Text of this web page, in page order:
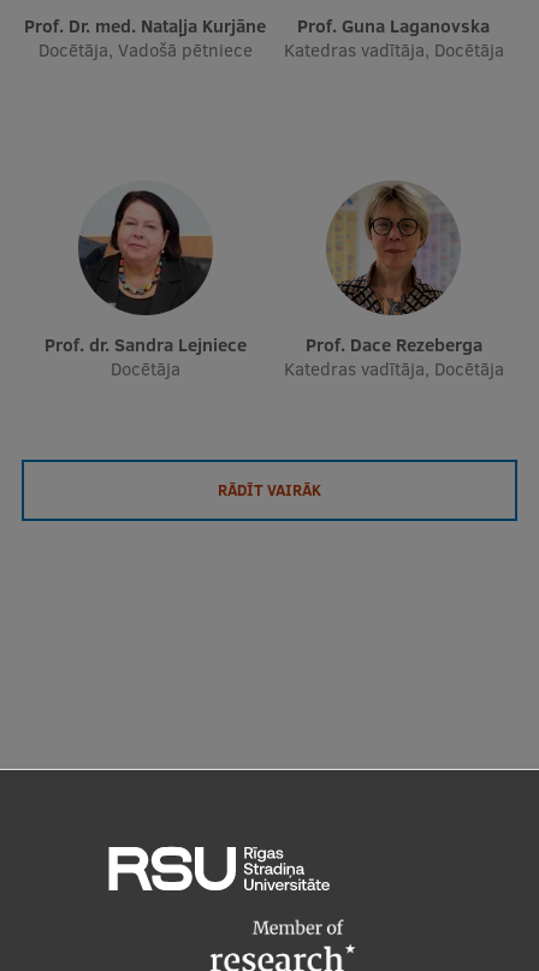
Prof. Dr. med. Nataļja Kurjāne
Docētāja, Vadošā pētniece
Prof. Guna Laganovska
Katedras vadītāja, Docētāja
Prof. dr. Sandra Lejniece
Docētāja
Prof. Dace Rezeberga
Katedras vadītāja, Docētāja
RĀDĪT VAIRĀK